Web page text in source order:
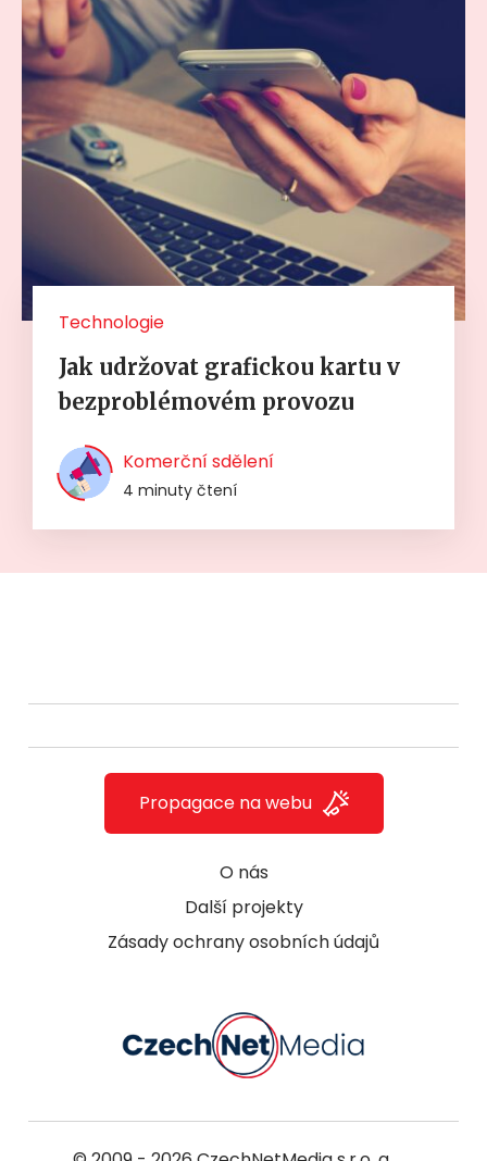
Technologie
Jak udržovat grafickou kartu v
bezproblémovém provozu
Komerční sdělení
4 minuty čtení
O nás
Další projekty
Zásady ochrany osobních údajů
Propagace na webu